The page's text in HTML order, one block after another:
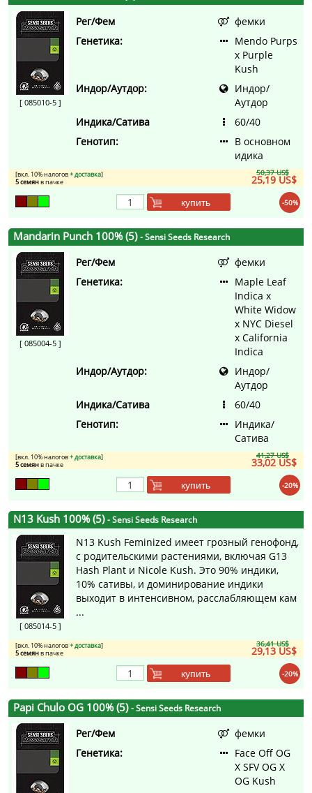
[ 085010-5 ]
Рег/Фем
фемки
Генетика:
Mendo Purps
x Purple
Kush
Индор/Аутдор:
Индор/
Аутдор
Индика/Сатива
60/40
Генотип:
В основном
идика
50,37 US$
25,19 US$
[вкл. 10% налогов+ доставка]
5 семянв пачке
-50%
купить
Mandarin Punch 100% (5)- Sensi Seeds Research
[ 085004-5 ]
Рег/Фем
фемки
Генетика:
Maple Leaf
Indica x
White Widow
x NYC Diesel
x California
Indica
Индор/Аутдор:
Индор/
Аутдор
Индика/Сатива
60/40
Генотип:
Индика/
Сатива
41,27 US$
33,02 US$
[вкл. 10% налогов+ доставка]
5 семянв пачке
-20%
купить
N13 Kush 100% (5)- Sensi Seeds Research
[ 085014-5 ]
N13 Kush Feminized имеет грозный генофонд,
с родительскими растениями, включая G13
Hash Plant и Nicole Kush. Это 90% индики,
10% сативы, и доминирование индики
выходит в интенсивном, расслабляющем кам
...
36,41 US$
29,13 US$
[вкл. 10% налогов+ доставка]
5 семянв пачке
-20%
купить
Papi Chulo OG 100% (5)- Sensi Seeds Research
Рег/Фем
фемки
Генетика:
Face Off OG
X SFV OG X
OG Kush